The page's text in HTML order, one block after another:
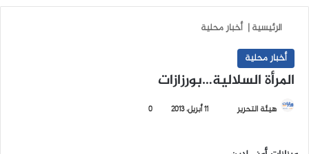
الرئيسية| أخبار محلية
أخبار محلية
المرأة السلالية…بورزازات
هيئة التحرير 11 أبريل، 2013 0